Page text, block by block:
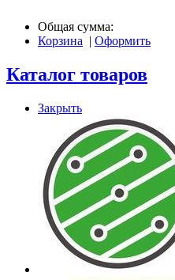
Общая сумма:
Корзина | Оформить
Каталог товаров
Закрыть